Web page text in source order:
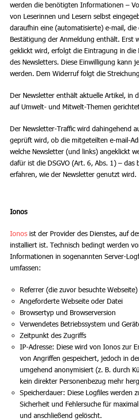
werden die benötigten Informationen –
von Leserinnen und Lesern selbst
daraufhin eine (automatisierte) e-mail, die
Bestätigung der Anmeldung enthält. Erst
geklickt wird, erfolgt die Eintragung in die
des Newsletters. Diese Einwilligung kann
werden. Dem Widerruf folgt die
Der Newsletter enthält aktuelle Artikel, in
auf Umwelt- und Mitwelt-Themen
Der Newsletter-Traffic wird dahingehend
geprüft wird, ob die mitgeteilten e-mail-
welche Newsletter (und links) angeklickt
dafür ist die DSGVO (Art. 6, Abs. 1) – das
erfahren, wie der Newsletter genutzt wird.
Ionos
Ionos ist der Provider des Dienstes, auf
installiert ist. Technisch bedingt werden
Informationen in sogenannten Server-
umfassen:
Referrer (die zuvor besuchte Webseite)
Angeforderte Webseite oder Datei
Browsertyp und Browserversion
Verwendetes Betriebssystem und
Zeitpunkt des Zugriffs
IP-Adresse: Diese wird von Ionos zur
von Angriffen gespeichert, jedoch in
umgehend anonymisiert (z. B. durch
kein direkter Personenbezug mehr
Speicherdauer: Diese Logfiles werden
Sicherheit und Fehlersuche für maximal
und anschließend gelöscht.